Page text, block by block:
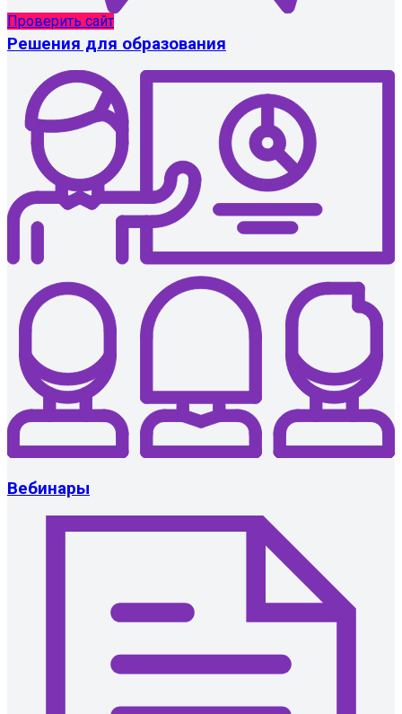
Проверить сайт
Решения для образования
Вебинары